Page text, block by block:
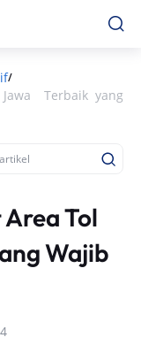
/
Terbaik yang
Tol
Wajib